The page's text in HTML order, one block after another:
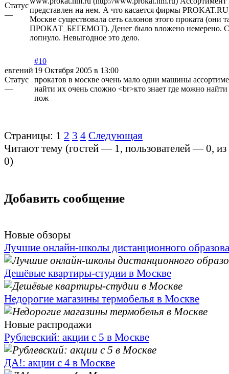
Статус
—
представлен на нем. А что касается фирмы
Москве существовала сеть салонов этого проката (они
ПРОКАТ_БЕГЕМОТ). Денег было вложено немерено.
лопнуло. Невыгодное это дело.
евгений
Статус
—
#10
19 Октября 2005 в 13:00
прокатов в москве очень мало одни машины
найти их очень сложно <br>кто знает где можно
пож
Страницы: 1 2 3 4 Следующая
Читают тему (гостей — 1, пользователей —0,
0)
Добавить сообщение
Новые обзоры
Лучшие онлайн-школы дистанционного
Дешёвые квартиры-студии в Москве
Недорогие магазины термобелья в Москве
Новые распродажи
Рублевский: акции с 5 в Москве
ДА!: акции с 4 в Москве